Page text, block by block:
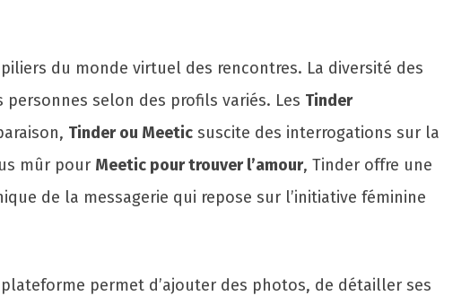
du monde virtuel des rencontres. La diversité des
selon des profils variés. Les Tinder
Tinder ou Meetic suscite des interrogations sur la
mûr pour Meetic pour trouver l’amour, Tinder offre une
de la messagerie qui repose sur l’initiative féminine
permet d’ajouter des photos, de détailler ses